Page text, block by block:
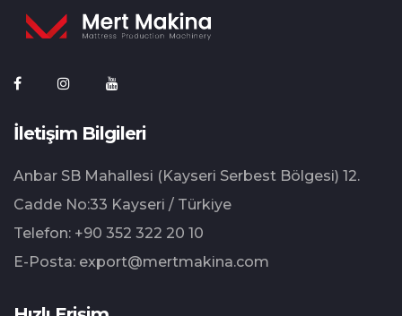
İletişim Bilgileri
Anbar SB Mahallesi (Kayseri Serbest Bölgesi) 12.⁠
⁠Cadde No:33 Kayseri / Türkiye
Telefon: +90 352 322 20 10
E-Posta: export@mertmakina.com